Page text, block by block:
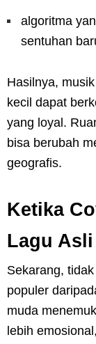
algoritma
sentuhan
Hasilnya,
kecil dapat
yang loyal.
bisa berubah
geografis.
Ketika
Lagu Asli
Sekarang,
populer
muda
lebih